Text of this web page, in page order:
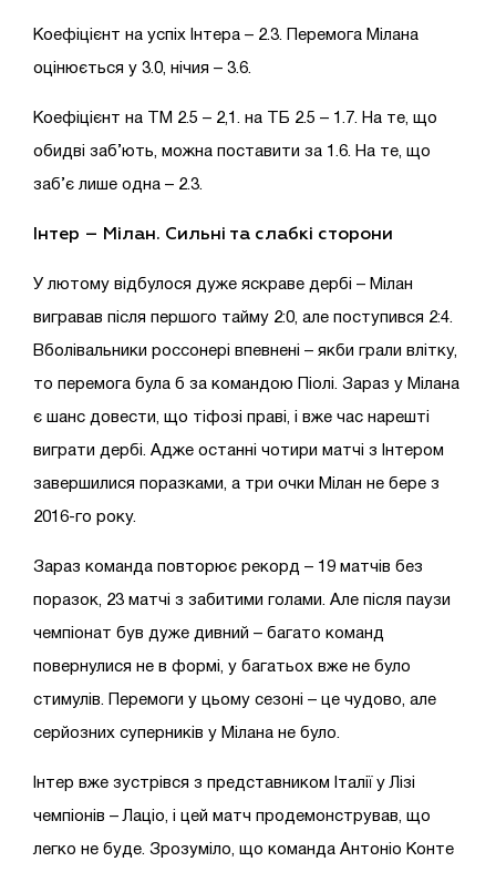
Коефіцієнт на успіх Інтера – 2.3. Перемога Мілана
оцінюється у 3.0, нічия – 3.6.
Коефіцієнт на ТМ 2.5 – 2,1. на ТБ 2.5 – 1.7. На те, що
обидві заб’ють, можна поставити за 1.6. На те, що
заб’є лише одна – 2.3.
Інтер – Мілан. Сильні та слабкі сторони
У лютому відбулося дуже яскраве дербі – Мілан
вигравав після першого тайму 2:0, але поступився 2:4.
Вболівальники россонері впевнені – якби грали влітку,
то перемога була б за командою Піолі. Зараз у Мілана
є шанс довести, що тіфозі праві, і вже час нарешті
виграти дербі. Адже останні чотири матчі з Інтером
завершилися поразками, а три очки Мілан не бере з
2016-го року.
Зараз команда повторює рекорд – 19 матчів без
поразок, 23 матчі з забитими голами. Але після паузи
чемпіонат був дуже дивний – багато команд
повернулися не в формі, у багатьох вже не було
стимулів. Перемоги у цьому сезоні – це чудово, але
серйозних суперників у Мілана не було.
Інтер вже зустрівся з представником Італії у Лізі
чемпіонів – Лаціо, і цей матч продемонстрував, що
легко не буде. Зрозуміло, що команда Антоніо Конте